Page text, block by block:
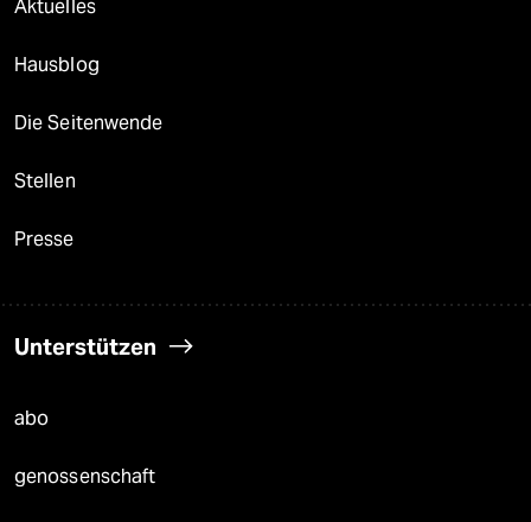
Aktuelles
Hausblog
Die Seitenwende
Stellen
Presse
Unterstützen
abo
genossenschaft